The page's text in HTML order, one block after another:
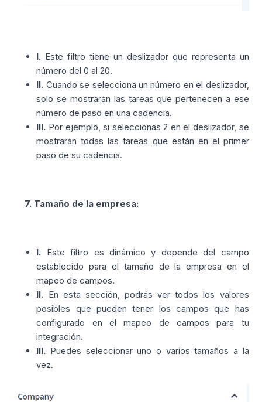
I. Este filtro tiene un deslizador que representa un
número del 0 al 20.
II. Cuando se selecciona un número en el deslizador,
solo se mostrarán las tareas que pertenecen a ese
número de paso en una cadencia.
III. Por ejemplo, si seleccionas 2 en el deslizador, se
mostrarán todas las tareas que están en el primer
paso de su cadencia.
7. Tamaño de la empresa:
I. Este filtro es dinámico y depende del campo
establecido para el tamaño de la empresa en el
mapeo de campos.
II. En esta sección, podrás ver todos los valores
posibles que pueden tener los campos que has
configurado en el mapeo de campos para tu
integración.
III. Puedes seleccionar uno o varios tamaños a la
vez.